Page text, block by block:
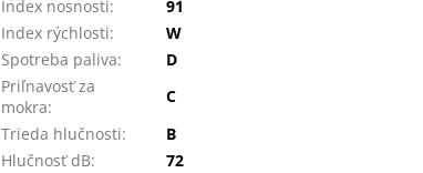
Index nosnosti:
91
Index rýchlosti:
W
Spotreba paliva:
D
Priľnavosť za
mokra:
C
Trieda hlučnosti:
B
Hlučnosť dB:
72